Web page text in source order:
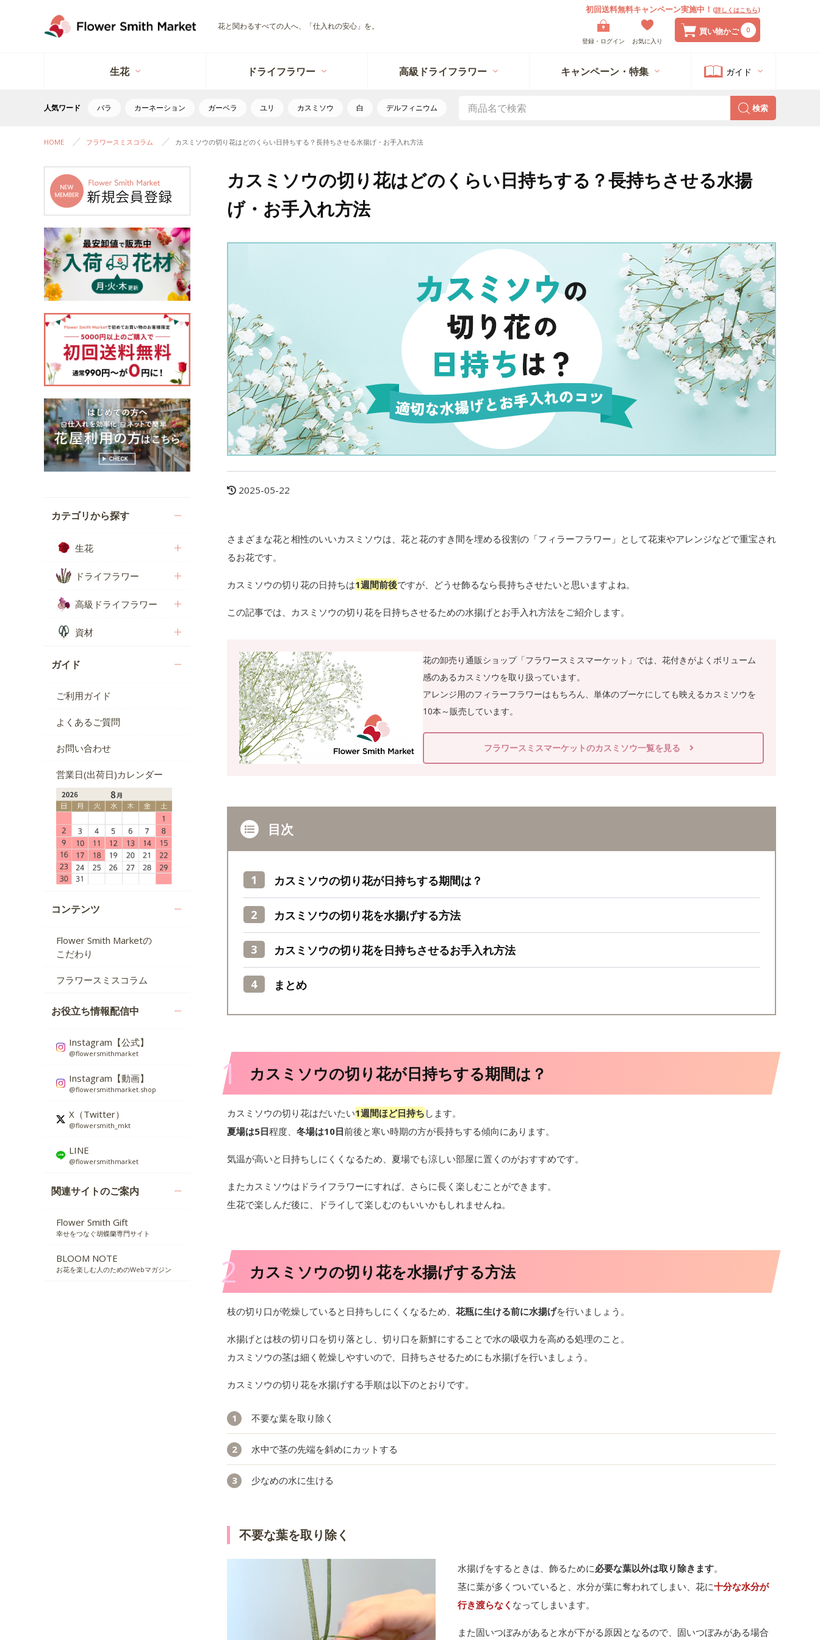
花と関わるすべての人へ、「仕入れの安心」を。
登録・ログイン お気に入り
初回送料無料キャンペーン実施中！ (詳しくはこちら)
買い物かご 0
生花 ドライフラワー 高級ドライフラワー キャンペーン・特集 ガイド
人気ワード バラ カーネーション ガーベラ ユリ カスミソウ 白 デルフィニウム 検索
HOME フラワースミスコラム カスミソウの切り花はどのくらい日持ちする？長持ちさせる水揚げ・お手入れ方法
カテゴリから探す
生花
ドライフラワー
高級ドライフラワー
資材
ガイド
ご利用ガイド
よくあるご質問
お問い合わせ
営業日(出荷日)カレンダー
コンテンツ
Flower Smith Marketの
こだわり
フラワースミスコラム
お役立ち情報配信中
Instagram【公式】
@flowersmithmarket
Instagram【動画】
@flowersmithmarket.shop
X（Twitter）
@flowersmith_mkt
LINE
@flowersmithmarket
関連サイトのご案内
Flower Smith Gift
幸せをつなぐ胡蝶蘭専門サイト
BLOOM NOTE
お花を楽しむ人のためのWebマガジン
カスミソウの切り花はどのくらい日持ちする？長持ちさせる水揚
げ・お手入れ方法
2025-05-22
さまざまな花と相性のいいカスミソウは、花と花のすき間を埋める役割の「フィラーフラワー」として花束やアレンジなどで重宝され
るお花です。
カスミソウの切り花の日持ちは1週間前後ですが、どうせ飾るなら長持ちさせたいと思いますよね。
この記事では、カスミソウの切り花を日持ちさせるための水揚げとお手入れ方法をご紹介します。
花の卸売り通販ショップ「フラワースミスマーケット」では、花付きがよくボリューム
感のあるカスミソウを取り扱っています。
アレンジ用のフィラーフラワーはもちろん、単体のブーケにしても映えるカスミソウを
10本～販売しています。
フラワースミスマーケットのカスミソウ一覧を見る
目次
カスミソウの切り花が日持ちする期間は？
カスミソウの切り花を水揚げする方法
カスミソウの切り花を日持ちさせるお手入れ方法
まとめ
1 カスミソウの切り花が日持ちする期間は？
カスミソウの切り花はだいたい1週間ほど日持ち します。
夏場は5日程度、 冬場は10日前後と寒い時期の方が長持ちする傾向にあります。
気温が高いと日持ちしにくくなるため、夏場でも涼しい部屋に置くのがおすすめです。
またカスミソウはドライフラワーにすれば、さらに長く楽しむことができます。
生花で楽しんだ後に、ドライして楽しむのもいいかもしれませんね。
2 カスミソウの切り花を水揚げする方法
枝の切り口が乾燥していると日持ちしにくくなるため、 花瓶に生ける前に水揚げを行いましょう。
水揚げとは枝の切り口を切り落とし、切り口を新鮮にすることで水の吸収力を高める処理のこと。
カスミソウの茎は細く乾燥しやすいので、日持ちさせるためにも水揚げを行いましょう。
カスミソウの切り花を水揚げする手順は以下のとおりです。
不要な葉を取り除く
水中で茎の先端を斜めにカットする
少なめの水に生ける
不要な葉を取り除く
水揚げをするときは、飾るために必要な葉以外は取り除きます。
茎に葉が多くついていると、水分が葉に奪われてしまい、花に十分な水分が
行き渡らなく なってしまいます。
また固いつぼみがあると水が下がる原因となるので、固いつぼみがある場合